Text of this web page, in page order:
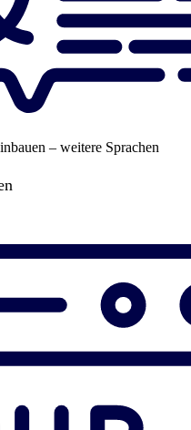
– weitere Sprachen